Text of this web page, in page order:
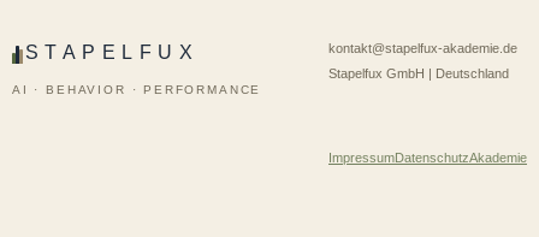
STAPELFUX
AI · BEHAVIOR · PERFORMANCE
kontakt@stapelfux-akademie.de
Stapelfux GmbH | Deutschland
ImpressumDatenschutzAkademie